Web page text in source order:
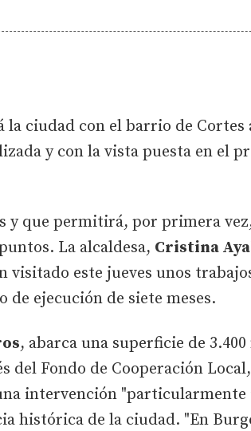
la ciudad con el barrio de Cortes
y con la vista puesta en el
y que permitirá, por primera
La alcaldesa, Cristina
visitado este jueves unos
de ejecución de siete meses.
, abarca una superficie de
del Fondo de Cooperación
intervención
histórica de la ciudad. "En